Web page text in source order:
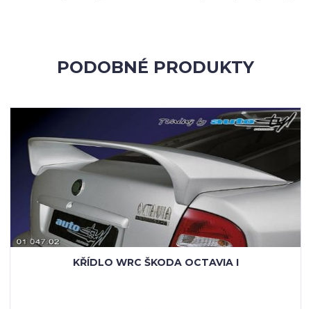
PODOBNÉ PRODUKTY
KŘÍDLO WRC ŠKODA OCTAVIA I